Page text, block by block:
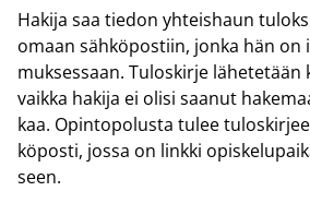
Ha­ki­ja saa tie­don yh­teis­haun
omaan säh­kö­pos­tiin, jonka hän
muk­ses­saan. Tu­los­kir­je lä­he­te­tään
vaik­ka ha­ki­ja ei olisi saa­nut
kaa. Opin­to­po­lus­ta tulee
kö­pos­ti, jossa on link­ki
seen.